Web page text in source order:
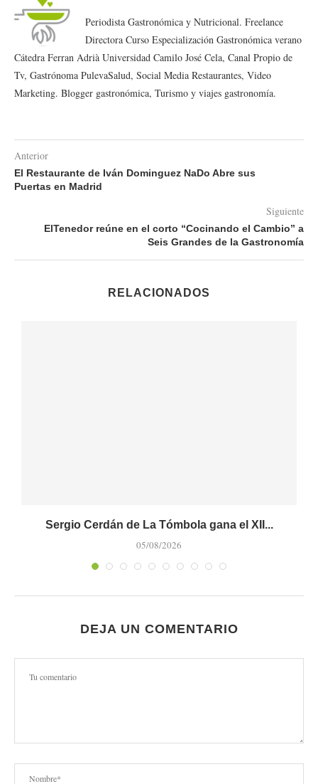
Periodista Gastronómica y Nutricional. Freelance
Directora Curso Especialización Gastronómica verano
Cátedra Ferran Adrià Universidad Camilo José Cela, Canal Propio de
Tv, Gastrónoma PulevaSalud, Social Media Restaurantes, Video
Marketing. Blogger gastronómica, Turismo y viajes gastronomía.
Anterior
El Restaurante de Iván Dominguez NaDo Abre sus
Puertas en Madrid
Siguiente
ElTenedor reúne en el corto “Cocinando el Cambio” a
Seis Grandes de la Gastronomía
RELACIONADOS
Sergio Cerdán de La Tómbola gana el XII...
05/08/2026
DEJA UN COMENTARIO